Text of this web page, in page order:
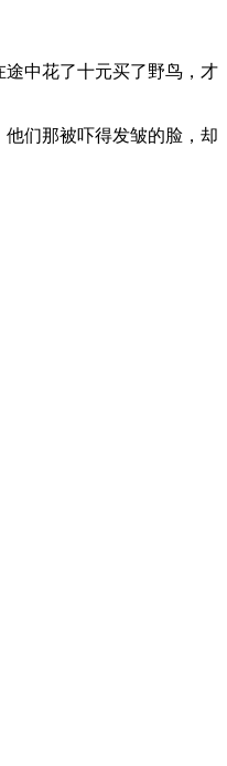
中花了十元买了野鸟，才
们那被吓得发皱的脸，却